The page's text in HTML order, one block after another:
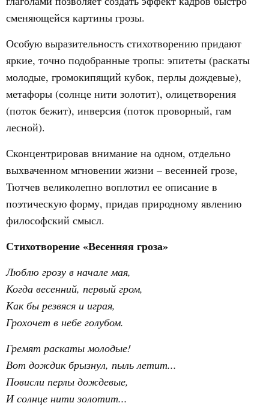
сменяющейся картины грозы.
Особую выразительность стихотворению придают
яркие, точно подобранные тропы: эпитеты (раскаты
молодые, громокипящий кубок, перлы дождевые),
метафоры (солнце нити золотит), олицетворения
(поток бежит), инверсия (поток проворный, гам
лесной).
Сконцентрировав внимание на одном, отдельно
выхваченном мгновении жизни – весенней грозе,
Тютчев великолепно воплотил ее описание в
поэтическую форму, придав природному явлению
философский смысл.
Стихотворение «Весенняя гроза»
Люблю грозу в начале мая,
Когда весенний, первый гром,
Как бы резвяся и играя,
Грохочет в небе голубом.
Гремят раскаты молодые!
Вот дождик брызнул, пыль летит...
Повисли перлы дождевые,
И солнце нити золотит...